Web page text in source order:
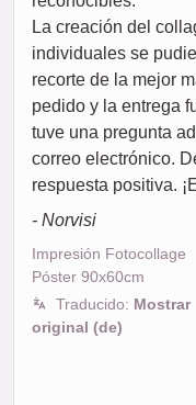
La creación del
individuales se
recorte de la mejor
pedido y la entrega
tuve una pregunta
correo electrónico.
respuesta positiva.
- Norvisi
Impresión Fotocollage
Póster 90x60cm
Traducido: Mostrar
original (de)